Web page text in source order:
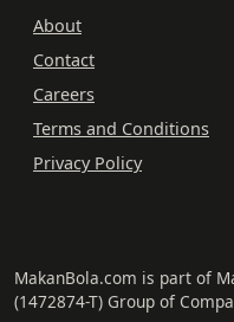
About
Contact
Careers
Terms and Conditions
Privacy Policy
MakanBola.com is part of
(1472874-T) Group of